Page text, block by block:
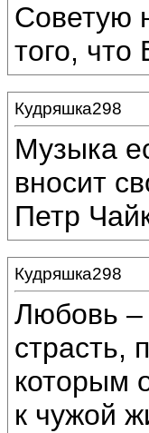
Советую
того, что
Кудряшка298
Музыка
вносит
Петр
Кудряшка298
Любовь –
страсть,
которым
к чужой